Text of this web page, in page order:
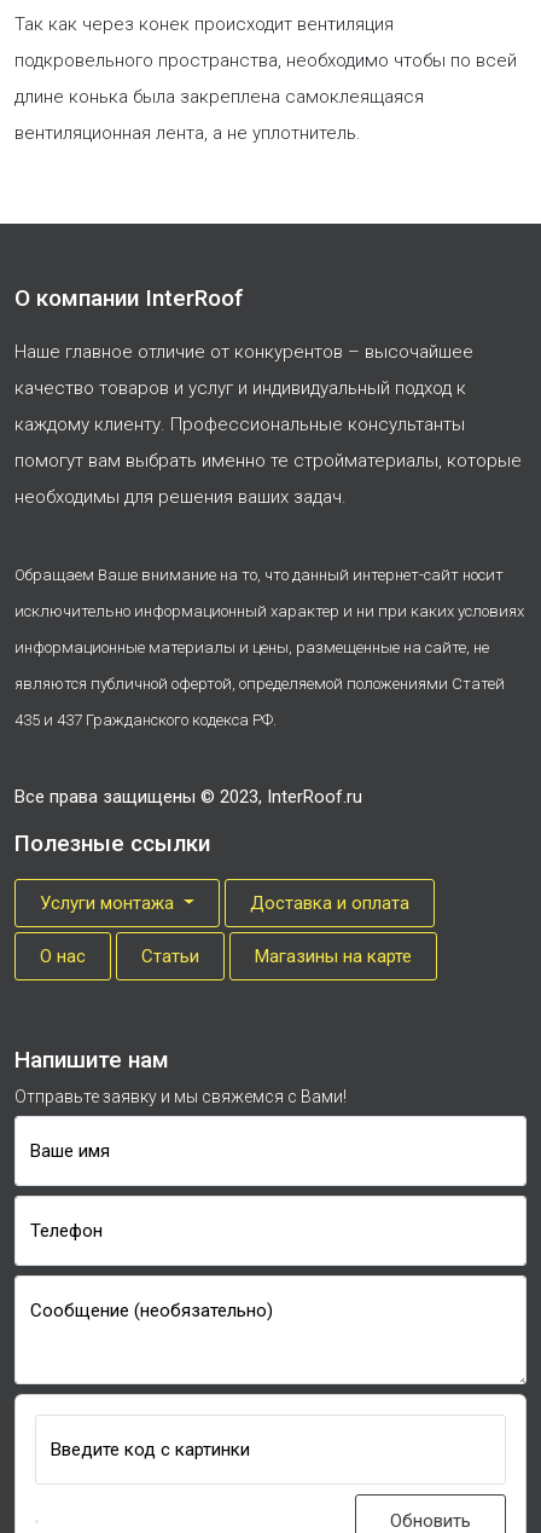
Так как через конек происходит вентиляция
подкровельного пространства, необходимо чтобы по всей
длине конька была закреплена самоклеящаяся
вентиляционная лента, а не уплотнитель.
О компании InterRoof
Наше главное отличие от конкурентов – высочайшее
качество товаров и услуг и индивидуальный подход к
каждому клиенту. Профессиональные консультанты
помогут вам выбрать именно те стройматериалы, которые
необходимы для решения ваших задач.
Обращаем Ваше внимание на то, что данный интернет-сайт носит
исключительно информационный характер и ни при каких условиях
информационные материалы и цены, размещенные на сайте, не
являются публичной офертой, определяемой положениями Статей
435 и 437 Гражданского кодекса РФ.
Все права защищены © 2023, InterRoof.ru
Полезные ссылки
Услуги монтажа Доставка и оплата
О нас Cтатьи Магазины на карте
Напишите нам
Отправьте заявку и мы свяжемся с Вами!
Ваше имя
Телефон
Сообщение (необязательно)
Введите код с картинки
Обновить